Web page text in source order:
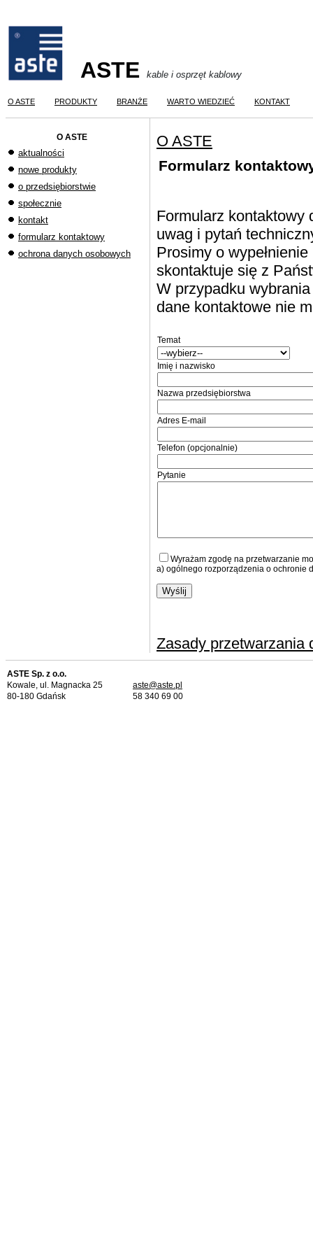
ASTE kable i osprzęt kablowy
O ASTE PRODUKTY BRANŻE WARTO WIEDZIEĆ KONTAKT
O ASTE
aktualności
nowe produkty
o przedsiębiorstwie
społecznie
kontakt
formularz kontaktowy
ochrona danych osobowych
O ASTE
Formularz
Formularz kontaktowy
uwag i pytań
Prosimy o
skontaktuje się z
W przypadku
dane kontaktowe nie
Temat
Imię i nazwisko
Nazwa przedsiębiorstwa
Adres E-mail
Telefon (opcjonalnie)
Pytanie
Wyrażam zgodę na przetwarzanie
a) ogólnego rozporządzenia o ochronie
Zasady przetwarzania
ASTE Sp. z o.o.
Kowale, ul. Magnacka 25
aste@aste.pl
80-180 Gdańsk
58 340 69 00